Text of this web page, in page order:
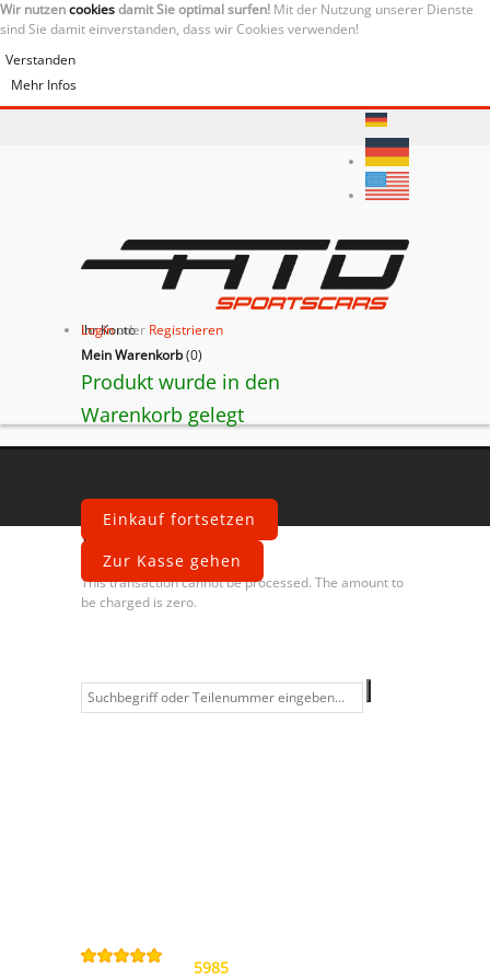
Wir nutzencookiesdamit Sie optimal surfen! Mit der Nutzung unserer Dienste
sind Sie damit einverstanden, dass wir Cookies verwenden!
Verstanden
Mehr Infos
Ihr Konto
Loginoder Registrieren
Mein Warenkorb(0)
Produkt wurde in den
Warenkorb gelegt
Einkauf fortsetzen
Zur Kasse gehen
Fehler
This transaction cannot be processed. The amount to
be charged is zero.
Kontakt
Allgemeine
/5
5985